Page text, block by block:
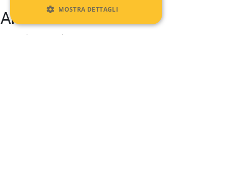
Archives
No archives to show.
MOSTRA DETTAGLI